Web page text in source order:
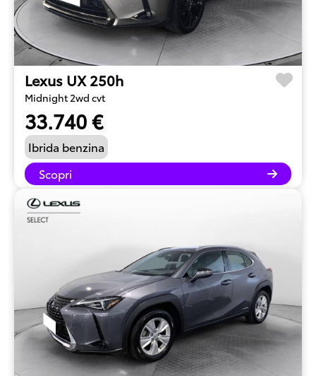
Lexus UX 250h
Midnight 2wd cvt
33.740 €
Ibrida benzina
Scopri